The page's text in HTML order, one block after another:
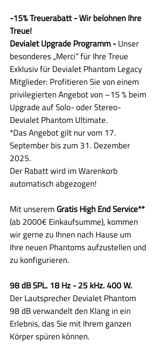
-15% Treuerabatt - Wir belohnen Ihre
Treue!
Devialet Upgrade Programm -Unser
besonderes „Merci“ für Ihre Treue
Exklusiv für Devialet Phantom Legacy
Mitglieder: Profitieren Sie von einem
privilegierten Angebot von –15 % beim
Upgrade auf Solo- oder Stereo-
Devialet Phantom Ultimate.
*Das Angebot gilt nur vom 17.
September bis zum 31. Dezember
2025.
Der Rabatt wird im Warenkorb
automatisch abgezogen!
Mit unserem Gratis High End Service**
(ab 2000€ Einkaufsumme), kommen
wir gerne zu Ihnen nach Hause um
Ihre neuen Phantoms aufzustellen und
zu konfigurieren.
98 dB SPL. 18 Hz - 25 kHz. 400 W.
Der Lautsprecher Devialet Phantom
98 dB verwandelt den Klang in ein
Erlebnis, das Sie mit Ihrem ganzen
Körper spüren können.